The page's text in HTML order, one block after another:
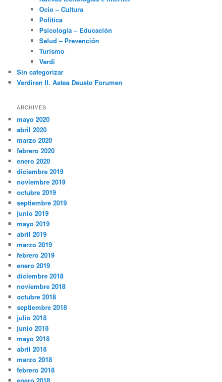
Ocio – Cultura
Política
Psicología – Educación
Salud – Prevención
Turismo
Verdi
Sin categorizar
Verdiren II. Astea Deusto Forumen
ARCHIVES
mayo 2020
abril 2020
marzo 2020
febrero 2020
enero 2020
diciembre 2019
noviembre 2019
octubre 2019
septiembre 2019
junio 2019
mayo 2019
abril 2019
marzo 2019
febrero 2019
enero 2019
diciembre 2018
noviembre 2018
octubre 2018
septiembre 2018
julio 2018
junio 2018
mayo 2018
abril 2018
marzo 2018
febrero 2018